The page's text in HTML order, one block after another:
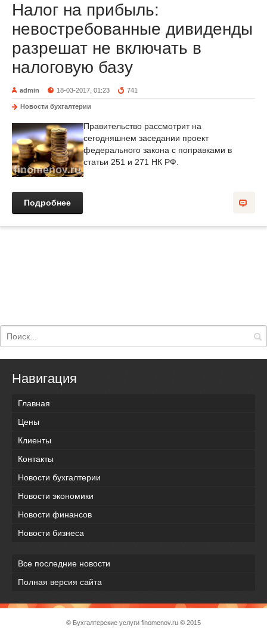
Налог на прибыль:
невостребованные дивиденды
разрешат не включать в
налоговую базу
admin 18-03-2017, 01:23 741
Новости бухгалтерии
Правительство рассмотрит на
сегодняшнем заседании проект
федерального закона с поправками в
статьи 251 и 271 НК РФ.
Подробнее
Навигация
Главная
Цены
Клиенты
Контакты
Новости бухгалтерии
Новости экономики
Новости финансов
Новости бизнеса
Все последние новости
Полная версия сайта
© Бухгалтерские услуги finomenov.ru © 2015